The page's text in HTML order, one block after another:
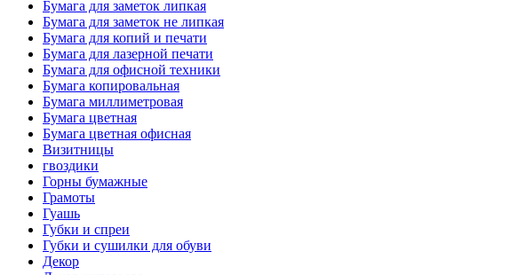
Бумага для заметок липкая
Бумага для заметок не липкая
Бумага для копий и печати
Бумага для лазерной печати
Бумага для офисной техники
Бумага копировальная
Бумага миллиметровая
Бумага цветная
Бумага цветная офисная
Визитницы
гвоздики
Горны бумажные
Грамоты
Гуашь
Губки и спреи
Губки и сушилки для обуви
Декор